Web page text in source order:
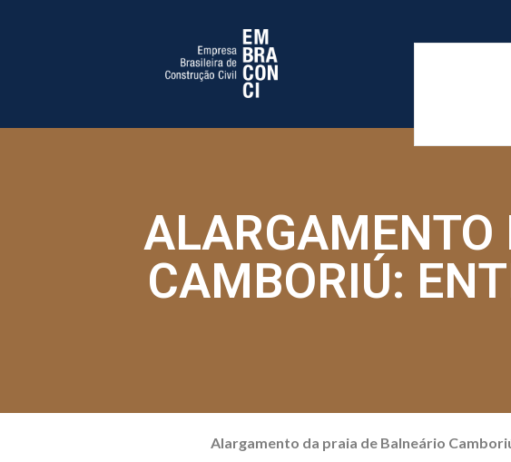
ALARGAMENTO
CAMBORIÚ:
Alargamento da praia de Balneário